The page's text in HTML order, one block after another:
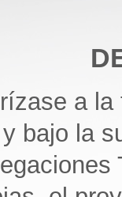
a la
bajo la